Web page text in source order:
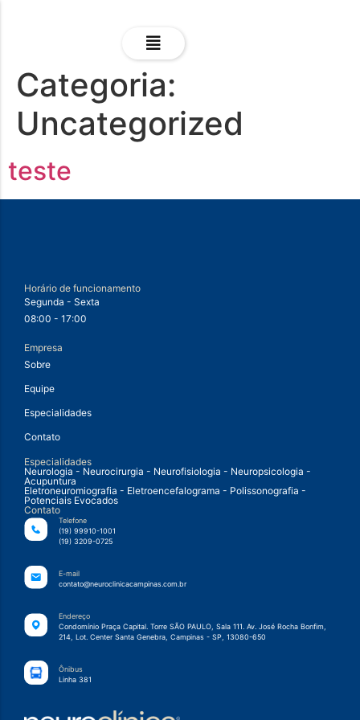
Categoria:
Uncategorized
teste
Horário de funcionamento
Segunda - Sexta
08:00 - 17:00
Empresa
Sobre
Equipe
Especialidades
Contato
Especialidades
Neurologia - Neurocirurgia - Neurofisiologia - Neuropsicologia -
Acupuntura
Eletroneuromiografia - Eletroencefalograma - Polissonografia -
Potenciais Evocados
Contato
Telefone
(19) 99910-1001
(19) 3209-0725
E-mail
contato@neuroclinicacampinas.com.br
Endereço
Condomínio Praça Capital. Torre SÃO PAULO, Sala 111. Av. José Rocha Bonfim,
214, Lot. Center Santa Genebra, Campinas - SP, 13080-650
Ônibus
Linha 381